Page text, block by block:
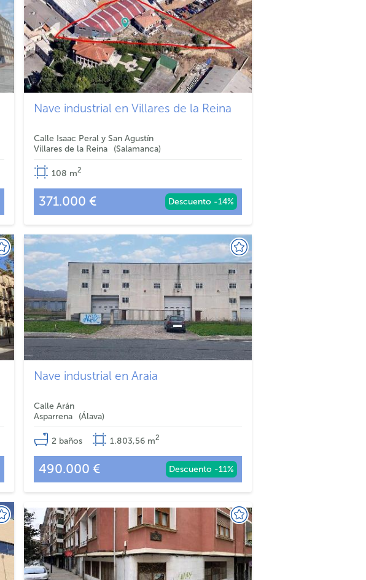
Nave industrial en Villares de la Reina
Calle Isaac Peral y San Agustín
Villares de la Reina
Salamanca
108 m2
371.000 € Descuento -14%
Nave industrial en Araia
Calle Arán
Asparrena
Álava
2 baños 1.803,56 m2
490.000 € Descuento -11%